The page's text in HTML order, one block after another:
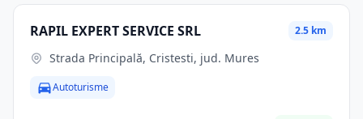
RAPIL EXPERT SERVICE SRL 2.5 km
Strada Principală, Cristesti, jud. Mures
Autoturisme